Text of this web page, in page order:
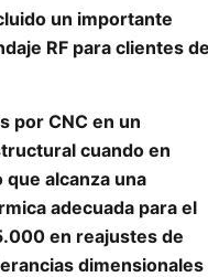
un importante
RF para clientes
por CNC en un
cuando en
alcanza una
adecuada para el
en reajustes de
dimensionales